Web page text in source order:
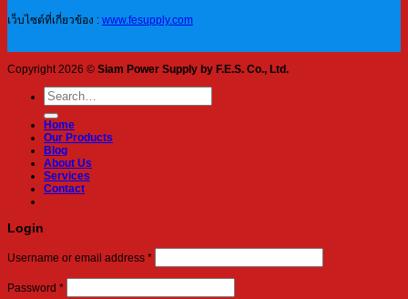
เว็บไซต์ที่เกี่ยวข้อง : www.fesupply.com
Copyright 2026 © Siam Power Supply by F.E.S. Co., Ltd.
Search
for:
Home
Our Products
Blog
About Us
Services
Contact
Login
Username or email address *Required
Password *Required